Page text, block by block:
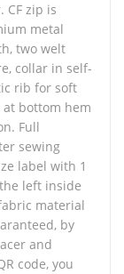
CF zip is
metal
two welt
collar in self-
rib for soft
bottom hem
Full
sewing
label with 1
left inside
material
by
and
code, you